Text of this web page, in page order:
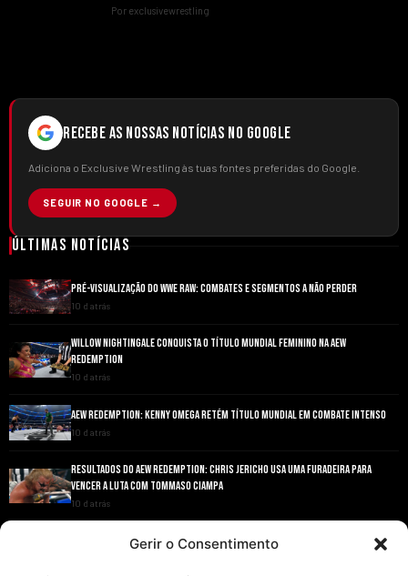
Gerir o Consentimento
Por exclusivewrestling
RECEBE AS NOSSAS NOTÍCIAS NO GOOGLE
Adiciona o Exclusive Wrestling às tuas fontes preferidas do Google.
SEGUIR NO GOOGLE →
Últimas Notícias
PRÉ-VISUALIZAÇÃO DO WWE RAW: COMBATES E SEGMENTOS A NÃO PERDER
10 d atrás
WILLOW NIGHTINGALE CONQUISTA O TÍTULO MUNDIAL FEMININO NA AEW
REDEMPTION
10 d atrás
AEW REDEMPTION: KENNY OMEGA RETÉM TÍTULO MUNDIAL EM COMBATE INTENSO
10 d atrás
RESULTADOS DO AEW REDEMPTION: CHRIS JERICHO USA UMA FURADEIRA PARA
VENCER A LUTA COM TOMMASO CIAMPA
10 d atrás
ANDRADE EL IDOLO CONQUISTA O TÍTULO NACIONAL DA AEW EM GRANDE ESTILO